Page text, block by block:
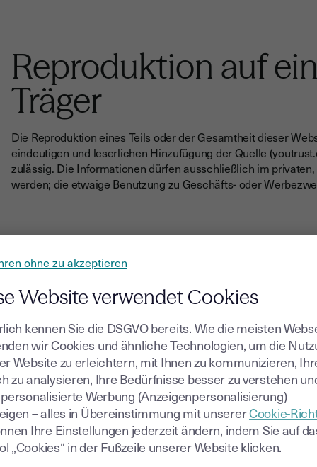
Reproduktion auf
Träger
Die Reproduktion eines Teils oder der Gesamtheit dieser
eindeutigen und leserlichen Hinzufügung der Quelle
zulässig. Die Informationen dürfen ausschließlich im
werden; die etwaige Benutzung zu Geschäfts- oder
Einrichtung von
youtrust.com erklärt sich mit der Einrichtung eines
Verzicht auf die „Deep Linking-Technik“, sodass die
Webseite integriert werden dürfen und durch das Öffnen
Verweis auf die Quelle, die zum über einen Hypotextlink
Benutzung der Informationen einzig im privaten oder
Die etwaige Benutzung zu Geschäfts- oder Werbezwecken
Wichtiger Hinweis: Diese Genehmigung gilt nicht für
ohne zu akzeptieren
Website verwendet Cookies
kennen Sie die DSGVO bereits. Wie die meisten
wir Cookies und ähnliche Technologien, um die
Website zu erleichtern, mit Ihnen zu kommunizieren,
zu analysieren, Ihre Bedürfnisse besser zu verstehen
Werbung (Anzeigenpersonalisierung)
– alles in Übereinstimmung mit unsererCookie-
Ihre Einstellungen jederzeit ändern, indem Sie auf
„Cookies“ in der Fußzeile unserer Website klicken.